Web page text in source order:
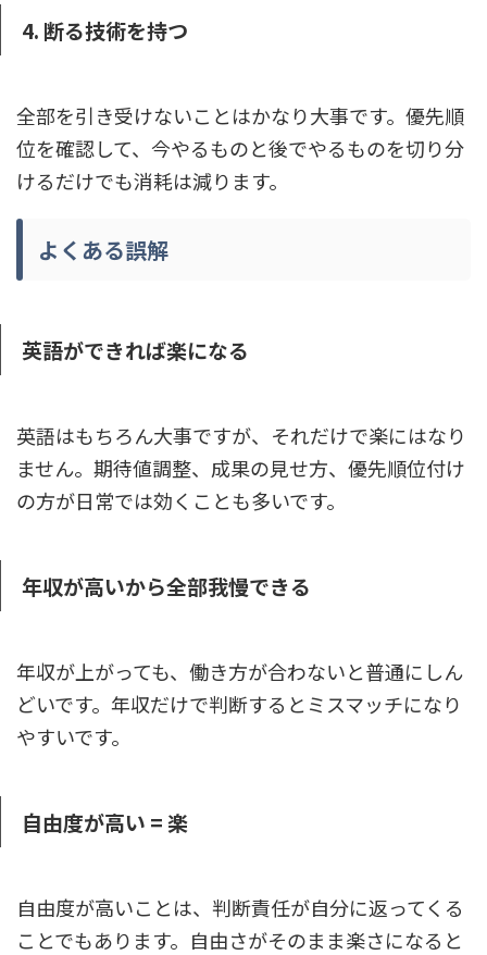
4. 断る技術を持つ
全部を引き受けないことはかなり大事です。優先順
位を確認して、今やるものと後でやるものを切り分
けるだけでも消耗は減ります。
よくある誤解
英語ができれば楽になる
英語はもちろん大事ですが、それだけで楽にはなり
ません。期待値調整、成果の見せ方、優先順位付け
の方が日常では効くことも多いです。
年収が高いから全部我慢できる
年収が上がっても、働き方が合わないと普通にしん
どいです。年収だけで判断するとミスマッチになり
やすいです。
自由度が高い = 楽
自由度が高いことは、判断責任が自分に返ってくる
ことでもあります。自由さがそのまま楽さになると